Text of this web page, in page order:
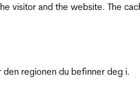
visitor and the website. The
regionen du befinner deg i.